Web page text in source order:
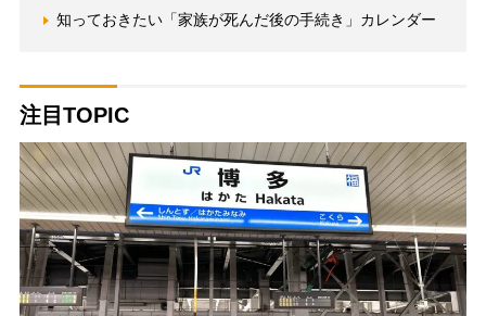
知っておきたい「家族が死んだ後の手続き」カレンダー
注目TOPIC